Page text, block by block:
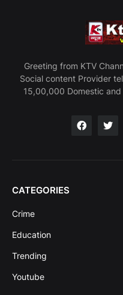
Greeting from KTV
Social content Provider
15,00,000 Domestic
CATEGORIES
Crime
Education
Trending
Youtube